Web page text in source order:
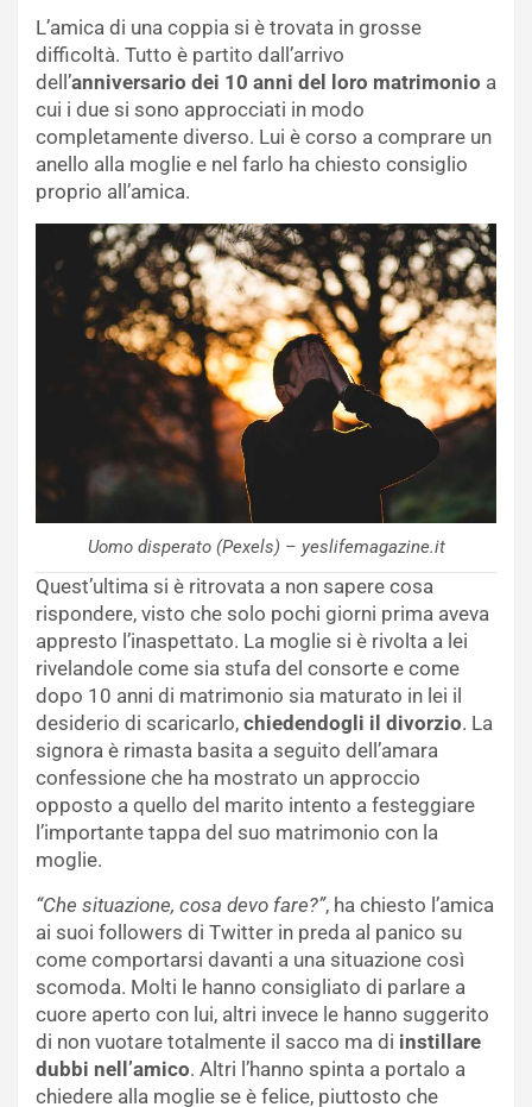
L’amica di una coppia si è trovata in grosse
difficoltà. Tutto è partito dall’arrivo
dell’anniversario dei 10 anni del loro matrimonio a
cui i due si sono approcciati in modo
completamente diverso. Lui è corso a comprare un
anello alla moglie e nel farlo ha chiesto consiglio
proprio all’amica.
Uomo disperato (Pexels) – yeslifemagazine.it
Quest’ultima si è ritrovata a non sapere cosa
rispondere, visto che solo pochi giorni prima aveva
appresto l’inaspettato. La moglie si è rivolta a lei
rivelandole come sia stufa del consorte e come
dopo 10 anni di matrimonio sia maturato in lei il
desiderio di scaricarlo, chiedendogli il divorzio. La
signora è rimasta basita a seguito dell’amara
confessione che ha mostrato un approccio
opposto a quello del marito intento a festeggiare
l’importante tappa del suo matrimonio con la
moglie.
“Che situazione, cosa devo fare?”, ha chiesto l’amica
ai suoi followers di Twitter in preda al panico su
come comportarsi davanti a una situazione così
scomoda. Molti le hanno consigliato di parlare a
cuore aperto con lui, altri invece le hanno suggerito
di non vuotare totalmente il sacco ma di instillare
dubbi nell’amico. Altri l’hanno spinta a portalo a
chiedere alla moglie se è felice, piuttosto che